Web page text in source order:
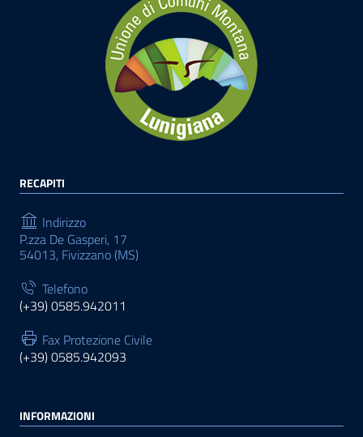
RECAPITI
Indirizzo
P.zza De Gasperi, 17
54013, Fivizzano (MS)
Telefono
(+39) 0585.942011
Fax Protezione Civile
(+39) 0585.942093
INFORMAZIONI